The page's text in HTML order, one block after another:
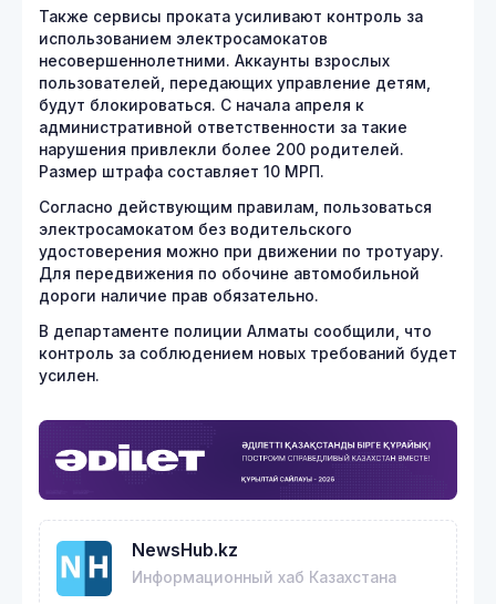
Также сервисы проката усиливают контроль за
использованием электросамокатов
несовершеннолетними. Аккаунты взрослых
пользователей, передающих управление детям,
будут блокироваться. С начала апреля к
административной ответственности за такие
нарушения привлекли более 200 родителей.
Размер штрафа составляет 10 МРП.
Согласно действующим правилам, пользоваться
электросамокатом без водительского
удостоверения можно при движении по тротуару.
Для передвижения по обочине автомобильной
дороги наличие прав обязательно.
В департаменте полиции Алматы сообщили, что
контроль за соблюдением новых требований будет
усилен.
NewsHub.kz
Информационный хаб Казахстана